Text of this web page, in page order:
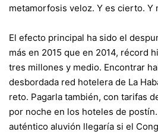
metamorfosis veloz. Y es cierto. Y
El efecto principal ha sido el
más en 2015 que en 2014, récord
tres millones y medio. Encontrar
desbordada red hotelera de La
reto. Pagarla también, con tarifas
por noche en los hoteles de
auténtico aluvión llegaría si el